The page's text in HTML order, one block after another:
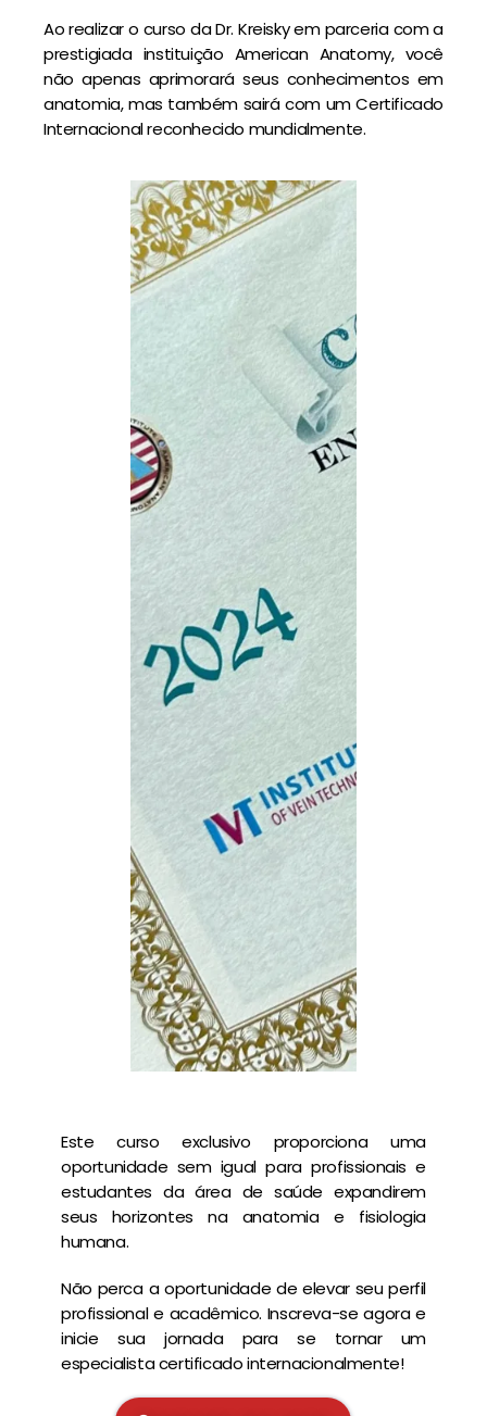
Ao realizar o curso da Dr. Kreisky em parceria com a
prestigiada instituição American Anatomy, você
não apenas aprimorará seus conhecimentos em
anatomia, mas também sairá com um Certificado
Internacional reconhecido mundialmente.
Este curso exclusivo proporciona uma
oportunidade sem igual para profissionais e
estudantes da área de saúde expandirem
seus horizontes na anatomia e fisiologia
humana.
Não perca a oportunidade de elevar seu perfil
profissional e acadêmico. Inscreva-se agora e
inicie sua jornada para se tornar um
especialista certificado internacionalmente!